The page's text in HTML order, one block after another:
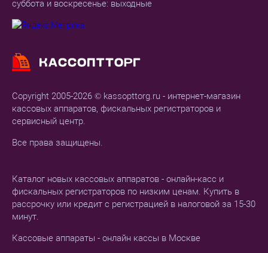
Copyright 2005-2026 © kassopttorg.ru - интернет-магазин
кассовых аппаратов, фискальных регистраторов и
сервисный центр.
Все права защищены.
Каталог новых кассовых аппаратов - онлайн-касс и
фискальных регистраторов по низким ценам. Купить в
рассрочку или кредит с регистрацией в налоговой за 15-30
минут.
Кассовые аппараты - онлайн кассы в Москве
суббота и воскресенье: выходные